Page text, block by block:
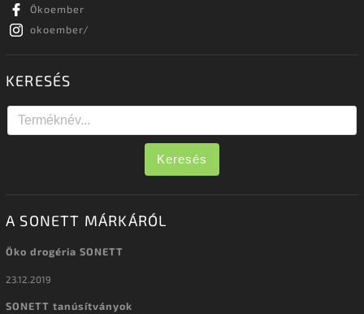
Ökoember
okoember/
KERESÉS
Keresés
A SONETT MÁRKÁRÓL
Öko drogéria SONETT
23.12.2019
SONETT tanúsítványok